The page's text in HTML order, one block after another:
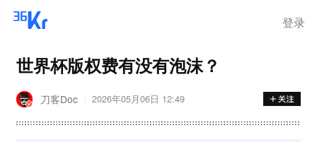
登录
世界杯版权费有没有泡沫？
刀客Doc 2026年05月06日 12:49